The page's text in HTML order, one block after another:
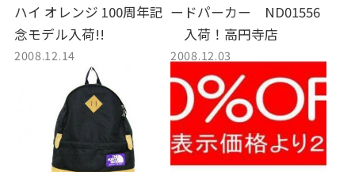
ハイ オレンジ 100周年記
念モデル入荷!!
2008.12.14
ードパーカー ND01556
入荷！高円寺店
2008.12.03